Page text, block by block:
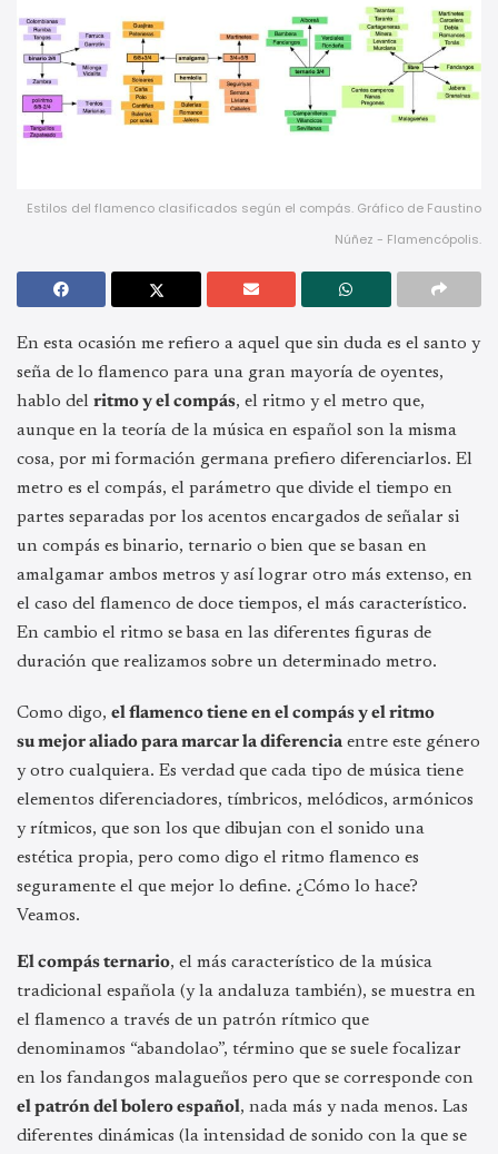
Estilos del flamenco clasificados según el compás. Gráfico de Faustino
Núñez - Flamencópolis.
En esta ocasión me refiero a aquel que sin duda es el santo y
seña de lo flamenco para una gran mayoría de oyentes,
hablo del ritmo y el compás, el ritmo y el metro que,
aunque en la teoría de la música en español son la misma
cosa, por mi formación germana prefiero diferenciarlos. El
metro es el compás, el parámetro que divide el tiempo en
partes separadas por los acentos encargados de señalar si
un compás es binario, ternario o bien que se basan en
amalgamar ambos metros y así lograr otro más extenso, en
el caso del flamenco de doce tiempos, el más característico.
En cambio el ritmo se basa en las diferentes figuras de
duración que realizamos sobre un determinado metro.
Como digo, el flamenco tiene en el compás y el ritmo
su mejor aliado para marcar la diferencia entre este género
y otro cualquiera. Es verdad que cada tipo de música tiene
elementos diferenciadores, tímbricos, melódicos, armónicos
y rítmicos, que son los que dibujan con el sonido una
estética propia, pero como digo el ritmo flamenco es
seguramente el que mejor lo define. ¿Cómo lo hace?
Veamos.
El compás ternario, el más característico de la música
tradicional española (y la andaluza también), se muestra en
el flamenco a través de un patrón rítmico que
denominamos “abandolao”, término que se suele focalizar
en los fandangos malagueños pero que se corresponde con
el patrón del bolero español, nada más y nada menos. Las
diferentes dinámicas (la intensidad de sonido con la que se